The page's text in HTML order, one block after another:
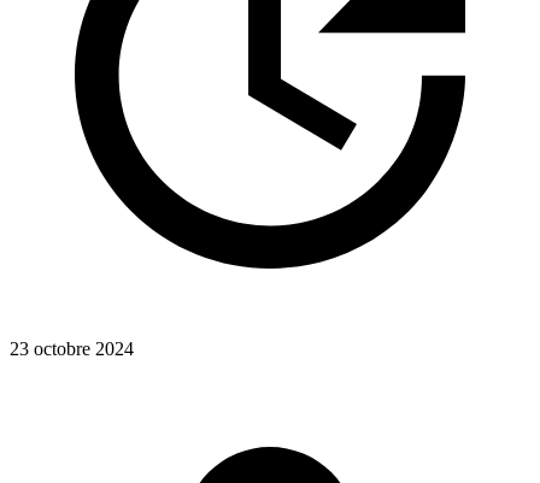
23 octobre 2024